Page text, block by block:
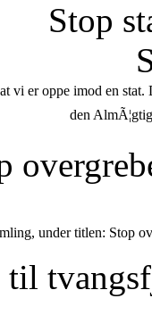
Stop
vi er oppe imod en stat.
den
under titlen: Stop
til